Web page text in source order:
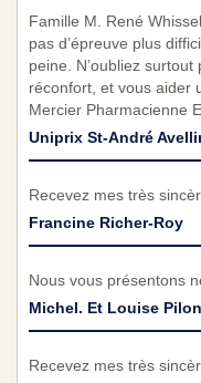
Famille M. René
pas d’épreuve plus
peine. N’oubliez
réconfort, et vous aider
Mercier Pharmacienne
Uniprix St-André
Recevez mes très
Francine Richer-Roy
Nous vous présentons
Michel. Et Louise
Recevez mes très